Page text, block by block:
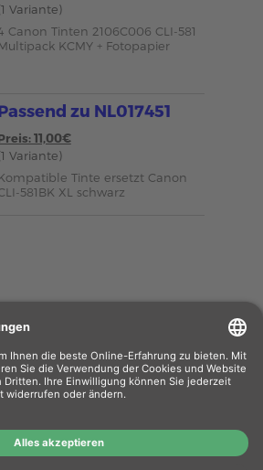
Variante)
Canon Tinten 2106C006 CLI-581
KCMY + Fotopapier
zu NL017451
11,00€
Variante)
Tinte ersetzt Canon
581BK XL schwarz
: Das Angebot unseres Web-